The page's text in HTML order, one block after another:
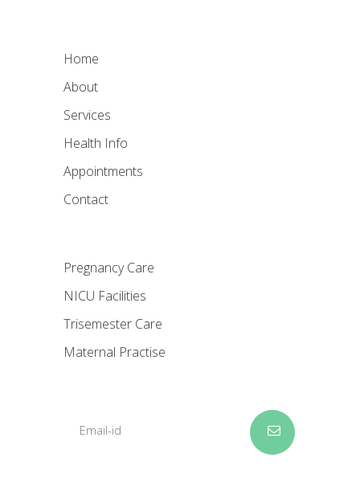
Home
About
Services
Health Info
Appointments
Contact
Pregnancy Care
NICU Facilities
Trisemester Care
Maternal Practise